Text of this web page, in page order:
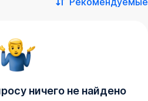
ничего не найдено